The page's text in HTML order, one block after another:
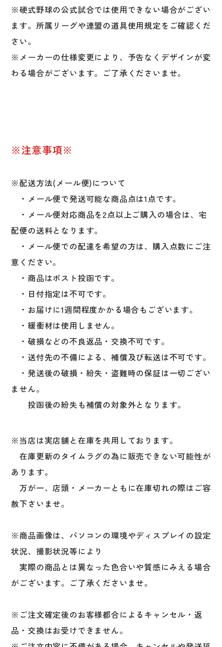
※硬式野球の公式試合では使用できない場合がござい
ます。所属リーグや連盟の道具使用規定をご確認くだ
さい。
※メーカーの仕様変更により、予告なくデザインが変
わる場合がございます。ご了承くださいませ。
※注意事項※
※配送方法(メール便)について
・メール便で発送可能な商品点は1点です。
・メール便対応商品を2点以上ご購入の場合は、宅
配便の送料となります。
・メール便での配達を希望の方は、購入点数にご注
意ください。
・商品はポスト投函です。
・日付指定は不可です。
・お届けに1週間程度かかる場合もございます。
・緩衝材は使用しません。
・破損などの不良返品・交換不可です。
・送付先の不備による、補償及び転送は不可です。
・発送後の破損・紛失・盗難時の保証は一切ござい
ません。
投函後の紛失も補償の対象外となります。
※当店は実店舗と在庫を共用しております。
在庫更新のタイムラグの為に販売できない可能性が
あります。
万が一、店頭・メーカーともに在庫切れの際はご容
赦下さいませ。
※商品画像は、パソコンの環境やディスプレイの設定
状況、撮影状況等により
実際の商品とは異なった色合いや質感にみえる場合
がございます。ご了承くださいませ。
※ご注文確定後のお客様都合によるキャンセル・返
品・交換はお受けできません。